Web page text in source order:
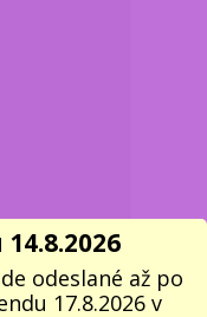
odeslané až po
17.8.2026 v